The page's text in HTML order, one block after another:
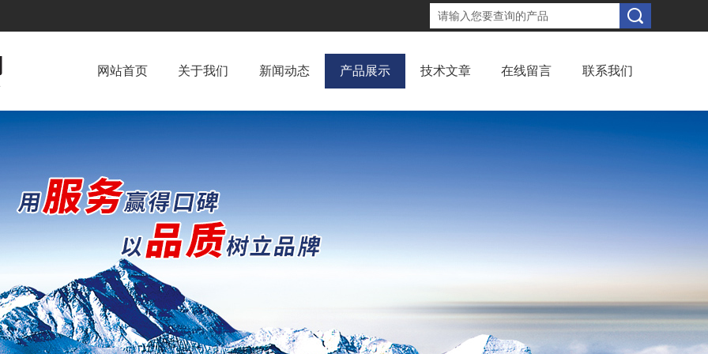
网站首页 关于我们 新闻动态 产品展示 技术文章 在线留言 联系我们